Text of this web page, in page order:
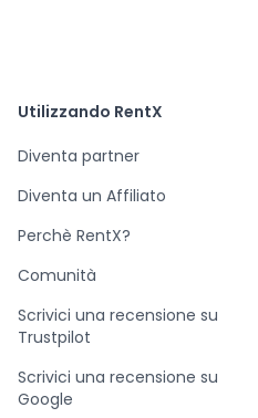
Utilizzando RentX
Diventa partner
Diventa un Affiliato
Perchè RentX?
Comunità
Scrivici una recensione su
Trustpilot
Scrivici una recensione su
Google